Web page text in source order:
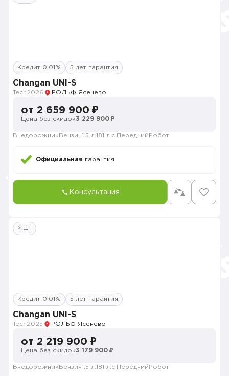
Кредит 0,01% 5 лет гарантия
Changan UNI-S
Tech2026 РОЛЬФ Ясенево
от 2 659 900 ₽
Цена без скидок3 229 900 ₽
Внедорожник Бензин1.5 л. 181 л.с. Передний Робот
Официальная гарантия
Консультация
>1шт
Кредит 0,01% 5 лет гарантия
Changan UNI-S
Tech2025 РОЛЬФ Ясенево
от 2 219 900 ₽
Цена без скидок3 179 900 ₽
Внедорожник Бензин1.5 л. 181 л.с. Передний Робот